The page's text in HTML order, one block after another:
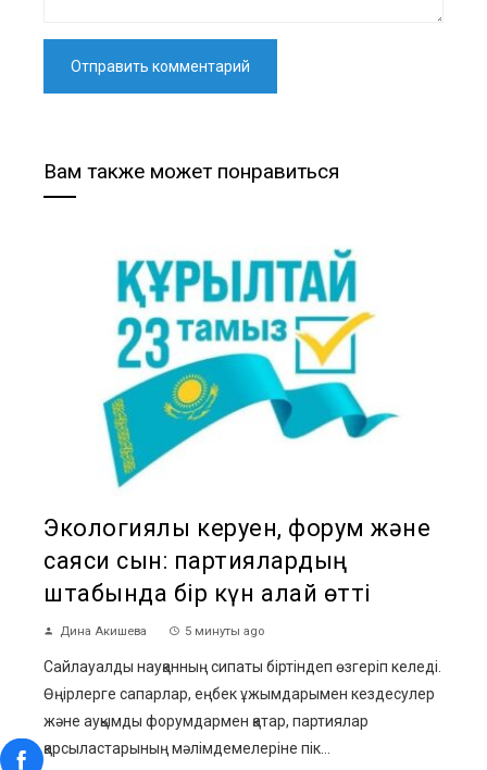
Вам также может понравиться
Экологиялық керуен, форум және
саяси сын: партиялардың
штабында бір күн қалай өтті
Дина Акишева 5 минуты ago
Сайлауалды науқанның сипаты біртіндеп өзгеріп келеді.
Өңірлерге сапарлар, еңбек ұжымдарымен кездесулер
және ауқымды форумдармен қатар, партиялар
қарсыластарының мәлімдемелеріне пік...